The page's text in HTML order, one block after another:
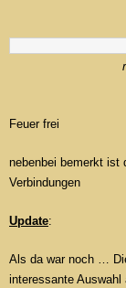
Feuer frei
nebenbei bemerkt ist
Verbindungen
Update:
Als da war noch …
interessante